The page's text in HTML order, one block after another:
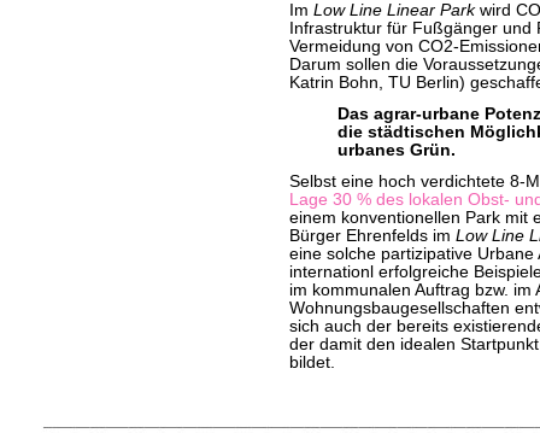
Im Low Line Linear Parkwird
Infrastruktur für Fußgänger
Vermeidung von CO2-
Darum sollen die
Katrin Bohn, TU Berlin)
Das agrar-urbane
die städtischen
urbanes Grün.
Selbst eine hoch verdichtete 8-
Lage 30 % des lokalen Obst-
einem konventionellen Park mit
Bürger Ehrenfelds im Low Line
eine solche partizipative
internationl erfolgreiche
im kommunalen Auftrag bzw.
Wohnungsbaugesellschaften
sich auch der bereits
der damit den idealen
bildet.